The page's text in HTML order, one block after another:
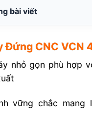
bài viết
SỐ KỸ THUẬT
430A
Đứng CNC VCN
nhỏ gọn phù hợp
vững chắc mang